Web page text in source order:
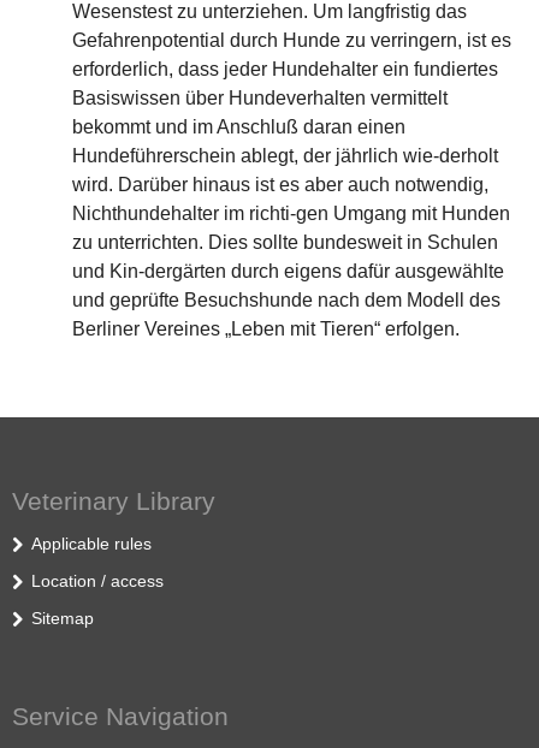
Wesenstest zu unterziehen. Um langfristig das
Gefahrenpotential durch Hunde zu verringern, ist es
erforderlich, dass jeder Hundehalter ein fundiertes
Basiswissen über Hundeverhalten vermittelt
bekommt und im Anschluß daran einen
Hundeführerschein ablegt, der jährlich wie-derholt
wird. Darüber hinaus ist es aber auch notwendig,
Nichthundehalter im richti-gen Umgang mit Hunden
zu unterrichten. Dies sollte bundesweit in Schulen
und Kin-dergärten durch eigens dafür ausgewählte
und geprüfte Besuchshunde nach dem Modell des
Berliner Vereines „Leben mit Tieren“ erfolgen.
Veterinary Library
Applicable rules
Location / access
Sitemap
Service Navigation